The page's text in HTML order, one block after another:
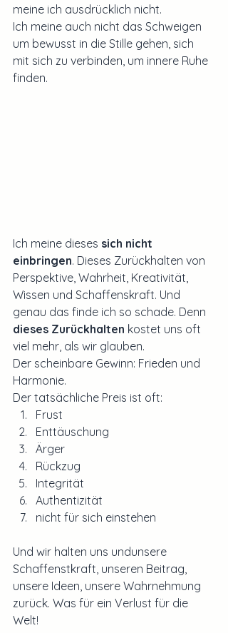
meine ich ausdrücklich nicht.
Ich meine auch nicht das Schweigen
um bewusst in die Stille gehen, sich
mit sich zu verbinden, um innere Ruhe
finden.
Ich meine dieses sich nicht
einbringen. Dieses Zurückhalten von
Perspektive, Wahrheit, Kreativität,
Wissen und Schaffenskraft. Und
genau das finde ich so schade. Denn
dieses Zurückhalten kostet uns oft
viel mehr, als wir glauben.
Der scheinbare Gewinn: Frieden und
Harmonie.
Der tatsächliche Preis ist oft:
Frust
Enttäuschung
Ärger
Rückzug
Integrität
Authentizität
nicht für sich einstehen
Und wir halten uns undunsere
Schaffenstkraft, unseren Beitrag,
unsere Ideen, unsere Wahrnehmung
zurück. Was für ein Verlust für die
Welt!